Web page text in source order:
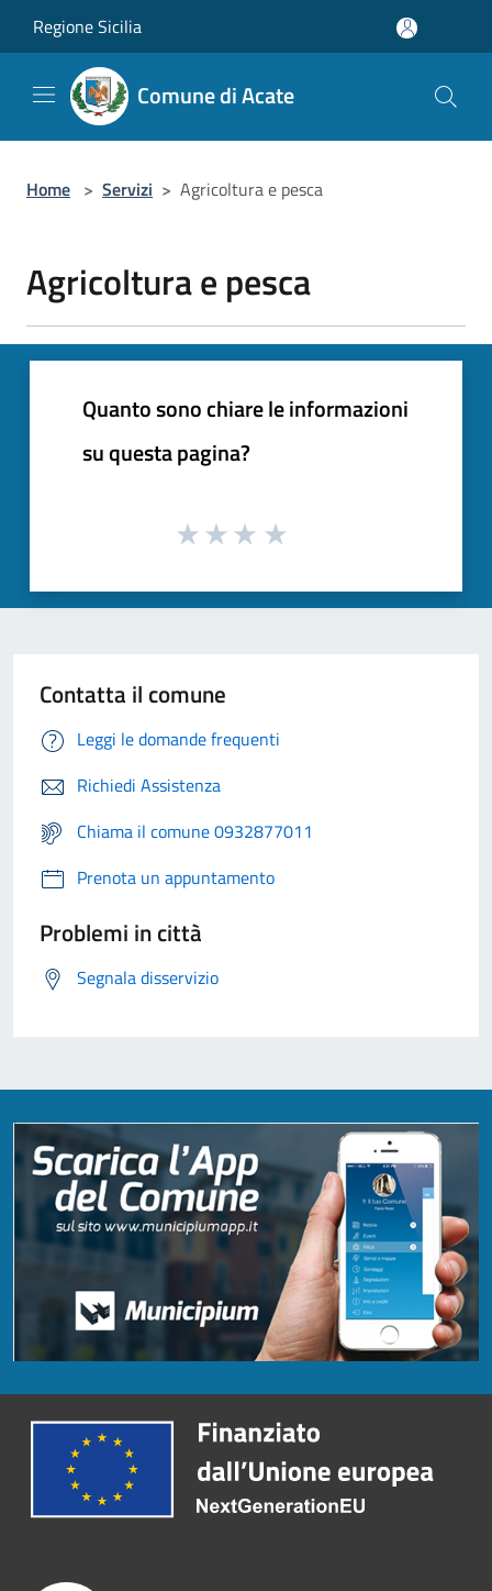
Regione Sicilia
Comune di Acate
Home > Servizi > Agricoltura e pesca
Agricoltura e pesca
Quanto sono chiare le informazioni
su questa pagina?
Contatta il comune
Leggi le domande frequenti
Richiedi Assistenza
Chiama il comune 0932877011
Prenota un appuntamento
Problemi in città
Segnala disservizio